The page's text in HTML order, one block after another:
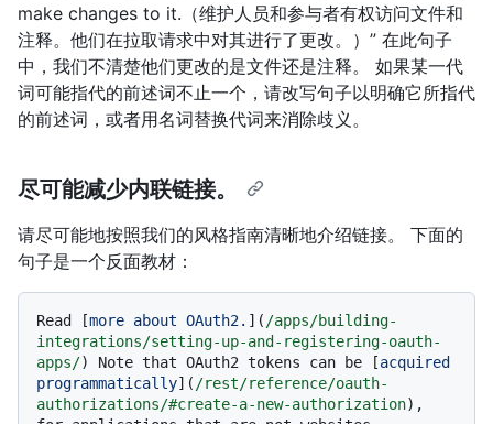
make changes to it.（维护人员和参与者有权访问文件和
注释。他们在拉取请求中对其进行了更改。）” 在此句子
中，我们不清楚他们更改的是文件还是注释。 如果某一代
词可能指代的前述词不止一个，请改写句子以明确它所指代
的前述词，或者用名词替换代词来消除歧义。
尽可能减少内联链接。
请尽可能地按照我们的风格指南清晰地介绍链接。 下面的
句子是一个反面教材：
Read [more about OAuth2. ](/apps/building-
integrations/setting-up-and-registering-oauth-
apps/) Note that OAuth2 tokens can be [acquired
programmatically](/rest/reference/oauth-
authorizations/#create-a-new-authorization),